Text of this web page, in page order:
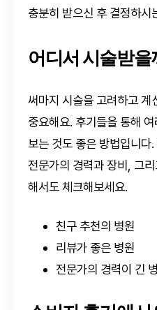
충분히 받으신 후 결정하시
어디서 시술받을
써마지 시술을 고려하고
중요해요. 후기들을 통해
보는 것도 좋은 방법입니다
전문가의 경력과 장비, 그
해서도 체크해보세요.
친구 추천의 병원
리뷰가 좋은 병원
전문가의 경력이 긴